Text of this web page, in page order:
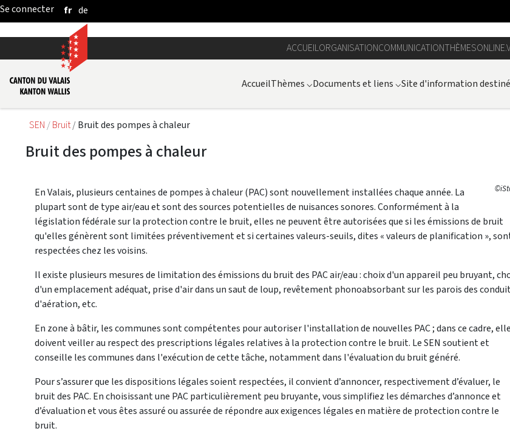
Saut au contenu principal
fr de
ACCUEILORGANISATIONCOMMUNICATIONTHÈMES
AccueilThèmes ⌵Documents et liens ⌵Site d'information
SEN Bruit Bruit des pompes à chaleur
Bruit des pompes à chaleur
En Valais, plusieurs centaines de pompes à chaleur (PAC) sont nouvellement installées chaque année. La
plupart sont de type air/eau et sont des sources potentielles de nuisances sonores. Conformément à la
législation fédérale sur la protection contre le bruit, elles ne peuvent être autorisées que si les émissions de bruit
qu'elles génèrent sont limitées préventivement et si certaines valeurs-seuils, dites « valeurs de planification »,
respectées chez les voisins.
Il existe plusieurs mesures de limitation des émissions du bruit des PAC air/eau : choix d'un appareil peu bruyant,
d'un emplacement adéquat, prise d'air dans un saut de loup, revêtement phonoabsorbant sur les parois des
d'aération, etc.
En zone à bâtir, les communes sont compétentes pour autoriser l'installation de nouvelles PAC ; dans ce cadre,
doivent veiller au respect des prescriptions légales relatives à la protection contre le bruit. Le SEN soutient et
conseille les communes dans l'exécution de cette tâche, notamment dans l'évaluation du bruit généré.
Pour s’assurer que les dispositions légales soient respectées, il convient d’annoncer, respectivement d’évaluer, le
bruit des PAC. En choisissant une PAC particulièrement peu bruyante, vous simplifiez les démarches d’annonce et
d’évaluation et vous êtes assuré ou assurée de répondre aux exigences légales en matière de protection contre le
bruit.